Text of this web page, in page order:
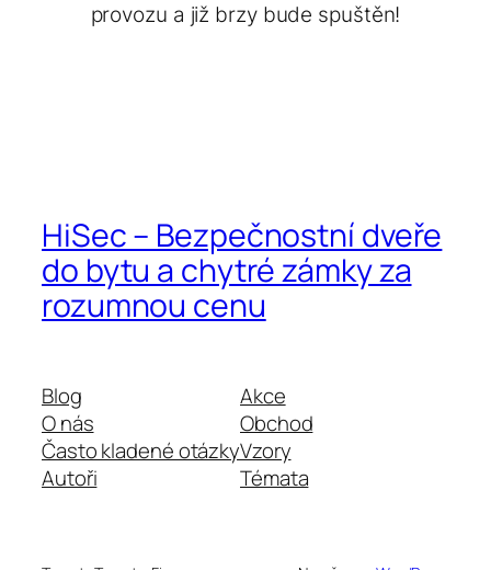
provozu a již brzy bude spuštěn!
HiSec – Bezpečnostní dveře
do bytu a chytré zámky za
rozumnou cenu
Blog
O nás
Často kladené otázky
Autoři
Akce
Obchod
Vzory
Témata